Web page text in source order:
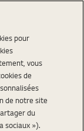
pour
vous
de
de notre site
du
sociaux »).